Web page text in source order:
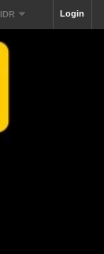
Login
IDR